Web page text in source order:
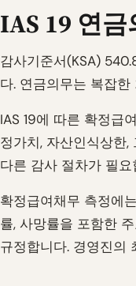
IAS 19 연
감사기준서(KSA)
다. 연금의무는 복잡
IAS 19에 따른 확정급
정가치, 자산인식상한
다른 감사 절차가 필요
확정급여채무 측정에
률, 사망률을 포함한
규정합니다. 경영진의